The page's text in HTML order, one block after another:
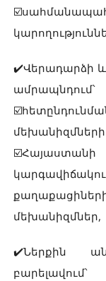
✔️Վերադարձի
ամրապնդում՝
մեխանիզմներ,
✔️Ներքին
բարելավում՝